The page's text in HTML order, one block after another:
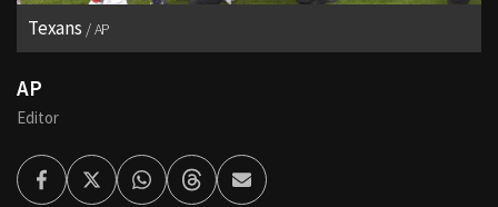
Texans AP
AP
Editor
FacebookTwitterWhatsappThreadsEnviar